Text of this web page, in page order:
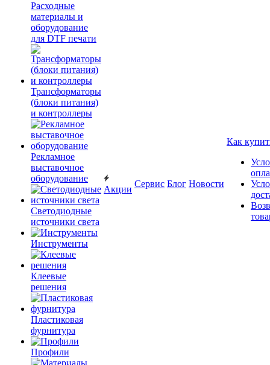
Расходные
материалы и
оборудование
для DTF печати
Трансформаторы
(блоки питания)
и контроллеры
Рекламное
выставочное
оборудование
Светодиодные
источники света
Инструменты
Клеевые
решения
Пластиковая
фурнитура
Профили
Акции
Сервис Блог Новости
Как